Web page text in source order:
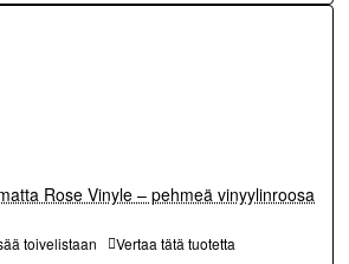
Rose Vinyle – pehmeä vinyylinroosa
toivelistaan Vertaa tätä tuotetta